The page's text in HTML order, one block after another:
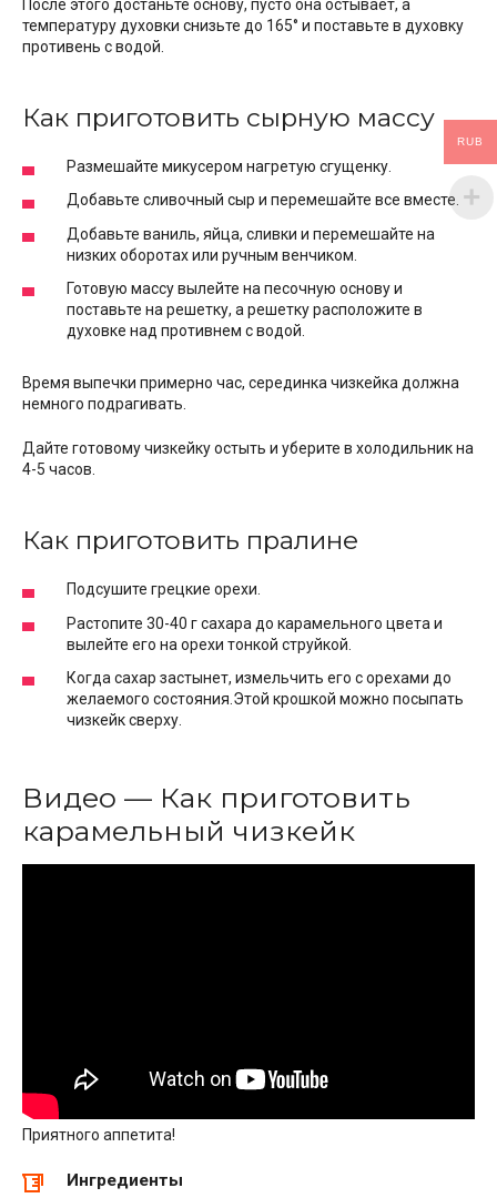
После этого достаньте основу, пусто она остывает, а
температуру духовки снизьте до 165° и поставьте в духовку
противень с водой.
Как приготовить сырную массу
Размешайте микусером нагретую сгущенку.
Добавьте сливочный сыр и перемешайте все вместе.
Добавьте ваниль, яйца, сливки и перемешайте на
низких оборотах или ручным венчиком.
Готовую массу вылейте на песочную основу и
поставьте на решетку, а решетку расположите в
духовке над противнем с водой.
Время выпечки примерно час, серединка чизкейка должна
немного подрагивать.
Дайте готовому чизкейку остыть и уберите в холодильник на
4-5 часов.
Как приготовить пралине
Подсушите грецкие орехи.
Растопите 30-40 г сахара до карамельного цвета и
вылейте его на орехи тонкой струйкой.
Когда сахар застынет, измельчить его с орехами до
желаемого состояния.Этой крошкой можно посыпать
чизкейк сверху.
Видео — Как приготовить
карамельный чизкейк
Приятного аппетита!
Ингредиенты
RUB